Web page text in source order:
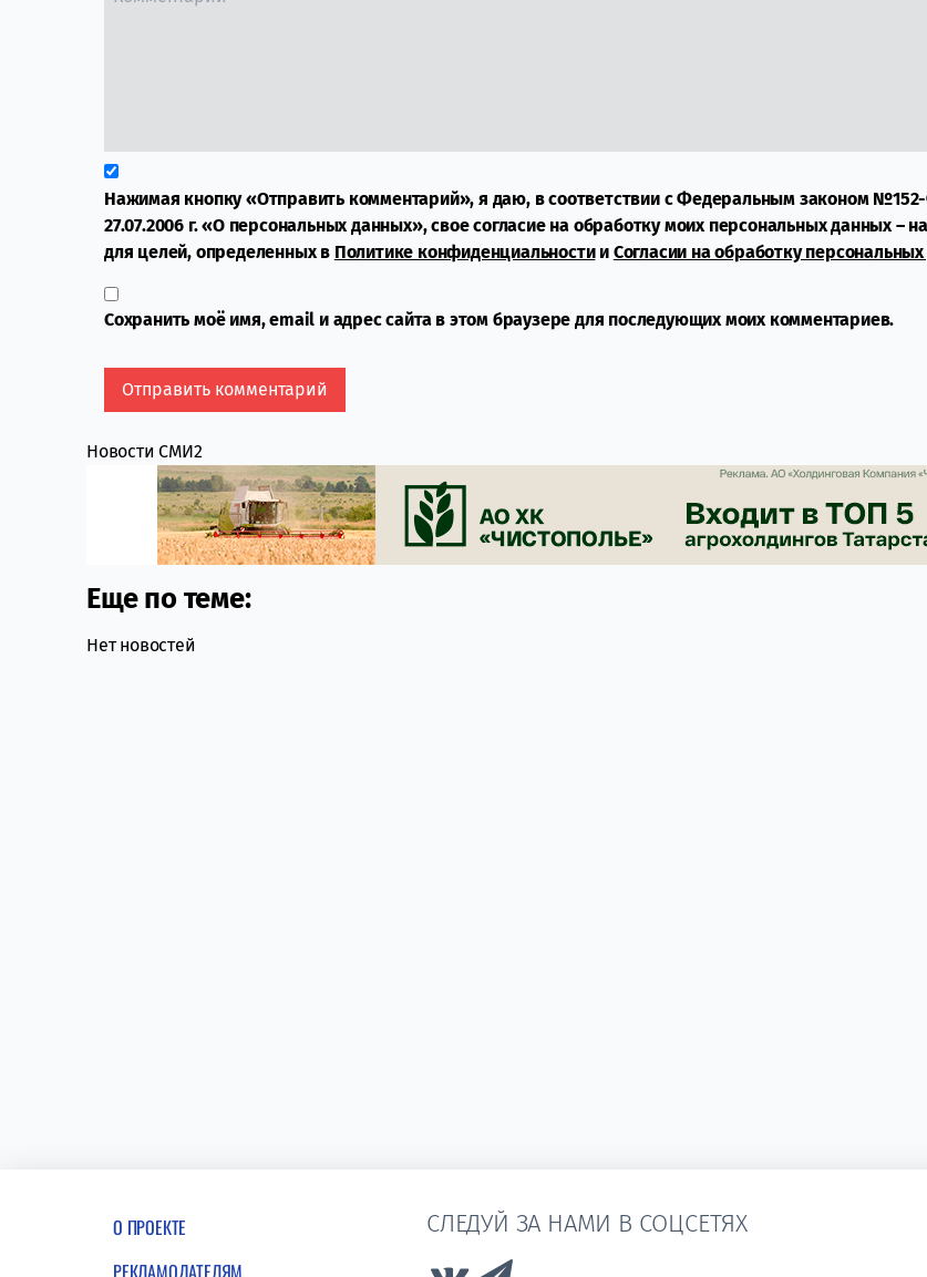
Нажимая кнопку «Отправить комментарий», я даю, в соответствии с Федеральным законом
27.07.2006 г. «О персональных данных», свое согласие на обработку моих персональных данных –
для целей, определенных в Политике конфиденциальностии Согласии на обработку
Сохранить моё имя, email и адрес сайта в этом браузере для последующих моих комментариев.
Новости СМИ2
Еще по теме:
Нет новостей
О ПРОЕКТЕ
РЕКЛАМОДАТЕЛЯМ
СЛЕДУЙ ЗА НАМИ В СОЦСЕТЯХ
Link to Vk